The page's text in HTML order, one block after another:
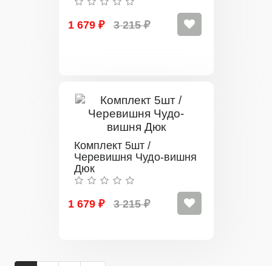
1 679 ₽ 3 215 ₽
Комплект 5шт /
Черевишня Чудо-вишня
Дюк
1 679 ₽ 3 215 ₽